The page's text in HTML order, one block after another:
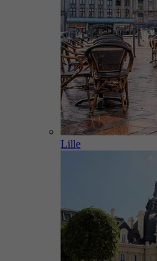
Lille